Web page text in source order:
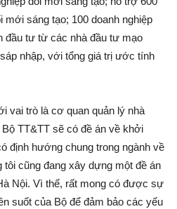
mới sáng tạo; 100 doanh nghiệp
đầu tư từ các nhà đầu tư mạo
nhập, với tổng giá trị ước tính
vai trò là cơ quan quản lý nhà
TT&TT sẽ có đề án về khởi
định hướng chung trong ngành về
tôi cũng đang xây dựng một đề án
Nội. Vì thế, rất mong có được sự
suốt của Bộ để đảm bảo các yếu